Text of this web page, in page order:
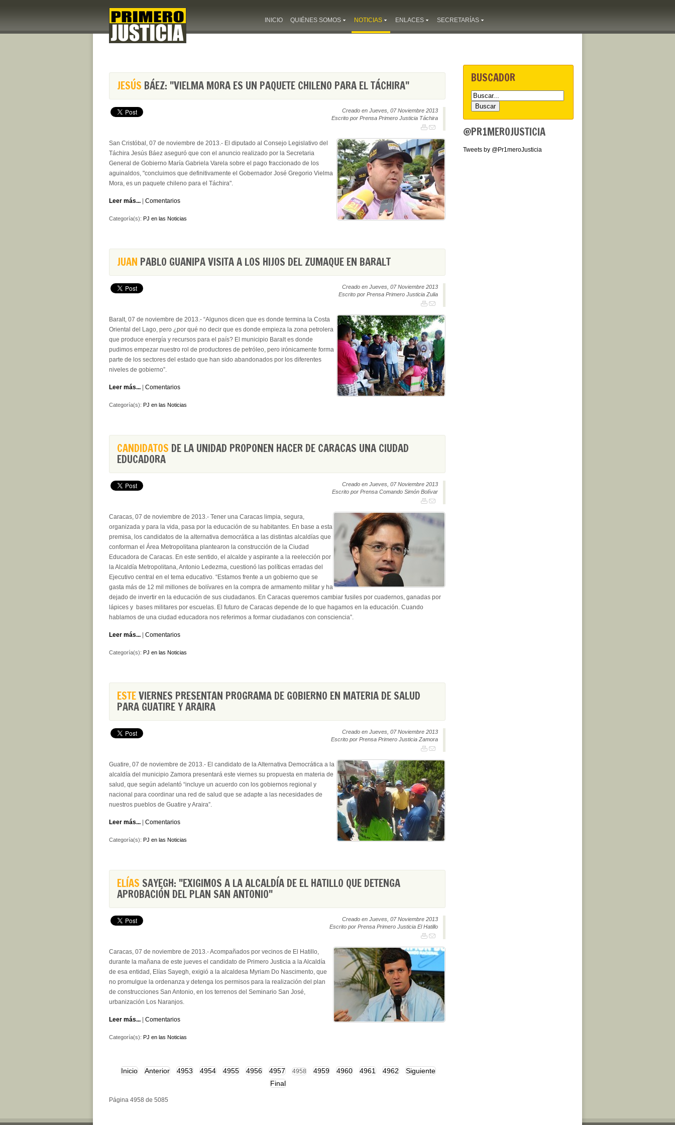
INICIO QUIÉNES SOMOS NOTICIAS ENLACES SECRETARÍAS
JESÚS BÁEZ: "VIELMA MORA ES UN PAQUETE CHILENO PARA EL TÁCHIRA"
Creado en Jueves, 07 Noviembre 2013
Escrito por Prensa Primero Justicia Táchira
San Cristóbal, 07 de noviembre de 2013.- El diputado al Consejo Legislativo del
Táchira Jesús Báez aseguró que con el anuncio realizado por la Secretaria
General de Gobierno María Gabriela Varela sobre el pago fraccionado de los
aguinaldos, "concluimos que definitivamente el Gobernador José Gregorio Vielma
Mora, es un paquete chileno para el Táchira".
Leer más... Comentarios
Categoría(s): PJ en las Noticias
JUAN PABLO GUANIPA VISITA A LOS HIJOS DEL ZUMAQUE EN BARALT
Creado en Jueves, 07 Noviembre 2013
Escrito por Prensa Primero Justicia Zulia
Baralt, 07 de noviembre de 2013.- “Algunos dicen que es donde termina la Costa
Oriental del Lago, pero ¿por qué no decir que es donde empieza la zona petrolera
que produce energía y recursos para el país? El municipio Baralt es donde
pudimos empezar nuestro rol de productores de petróleo, pero irónicamente forma
parte de los sectores del estado que han sido abandonados por los diferentes
niveles de gobierno”.
Leer más... Comentarios
Categoría(s): PJ en las Noticias
CANDIDATOS DE LA UNIDAD PROPONEN HACER DE CARACAS UNA CIUDAD
EDUCADORA
Creado en Jueves, 07 Noviembre 2013
Escrito por Prensa Comando Simón Bolívar
Caracas, 07 de noviembre de 2013.- Tener una Caracas limpia, segura,
organizada y para la vida, pasa por la educación de su habitantes. En base a esta
premisa, los candidatos de la alternativa democrática a las distintas alcaldías que
conforman el Área Metropolitana plantearon la construcción de la Ciudad
Educadora de Caracas. En este sentido, el alcalde y aspirante a la reelección por
la Alcaldía Metropolitana, Antonio Ledezma, cuestionó las políticas erradas del
Ejecutivo central en el tema educativo. “Estamos frente a un gobierno que se
gasta más de 12 mil millones de bolívares en la compra de armamento militar y ha
dejado de invertir en la educación de sus ciudadanos. En Caracas queremos cambiar fusiles por cuadernos, ganadas por
lápices y bases militares por escuelas. El futuro de Caracas depende de lo que hagamos en la educación. Cuando
hablamos de una ciudad educadora nos referimos a formar ciudadanos con consciencia”.
Leer más... Comentarios
Categoría(s): PJ en las Noticias
ESTEVIERNES PRESENTAN PROGRAMA DE GOBIERNO EN MATERIA DE SALUD
PARA GUATIRE Y ARAIRA
Creado en Jueves, 07 Noviembre 2013
Escrito por Prensa Primero Justicia Zamora
Guatire, 07 de noviembre de 2013.- El candidato de la Alternativa Democrática a la
alcaldía del municipio Zamora presentará este viernes su propuesta en materia de
salud, que según adelantó “incluye un acuerdo con los gobiernos regional y
nacional para coordinar una red de salud que se adapte a las necesidades de
nuestros pueblos de Guatire y Araira”.
Leer más... Comentarios
Categoría(s): PJ en las Noticias
ELÍAS SAYEGH: "EXIGIMOS A LA ALCALDÍA DE EL HATILLO QUE DETENGA
APROBACIÓN DEL PLAN SAN ANTONIO"
Creado en Jueves, 07 Noviembre 2013
Escrito por Prensa Primero Justicia El Hatillo
Caracas, 07 de noviembre de 2013.- Acompañados por vecinos de El Hatillo,
durante la mañana de este jueves el candidato de Primero Justicia a la Alcaldía
de esa entidad, Elías Sayegh, exigió a la alcaldesa Myriam Do Nascimento, que
no promulgue la ordenanza y detenga los permisos para la realización del plan
de construcciones San Antonio, en los terrenos del Seminario San José,
urbanización Los Naranjos.
Leer más... Comentarios
Categoría(s): PJ en las Noticias
Inicio Anterior 4953 4954 4955 4956 4957 4958 4959 4960 4961 4962
Siguiente
Final
Página 4958 de 5085
BUSCADOR
@PR1MEROJUSTICIA
Tweets by @Pr1meroJusticia